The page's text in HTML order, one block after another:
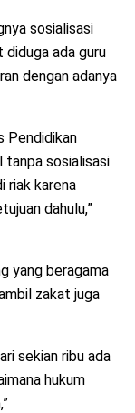
sosialisasi
ada guru
dengan adanya
Pendidikan
tanpa sosialisasi
riak karena
dahulu,”
yang beragama
zakat juga
sekian ribu ada
hukum